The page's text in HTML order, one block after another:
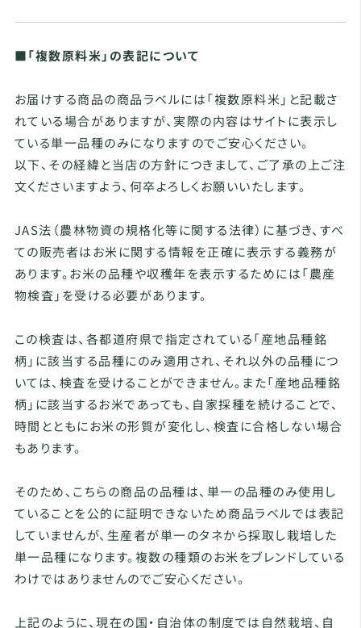
■「複数原料米」の表記について
お届けする商品の商品ラベルには「複数原料米」と記載さ
れている場合がありますが、実際の内容はサイトに表示し
ている単一品種のみになりますのでご安心ください。
以下、その経緯と当店の方針につきまして、ご了承の上ご注
文くださいますよう、何卒よろしくお願いいたします。
JAS法（農林物資の規格化等に関する法律）に基づき、すべ
ての販売者はお米に関する情報を正確に表示する義務が
あります。お米の品種や収穫年を表示するためには「農産
物検査」を受ける必要があります。
この検査は、各都道府県で指定されている「産地品種銘
柄」に該当する品種にのみ適用され、それ以外の品種につ
いては、検査を受けることができません。また「産地品種銘
柄」に該当するお米であっても、自家採種を続けることで、
時間とともにお米の形質が変化し、検査に合格しない場合
もあります。
そのため、こちらの商品の品種は、単一の品種のみ使用し
ていることを公的に証明できないため商品ラベルでは表記
していませんが、生産者が単一のタネから採取し栽培した
単一品種になります。複数の種類のお米をブレンドしている
わけではありませんのでご安心ください。
上記のように、現在の国・自治体の制度では自然栽培、自